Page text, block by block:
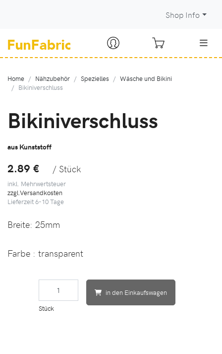
Shop Info
Home Nähzubehör Spezielles
Wäsche und Bikini
Bikiniverschluss
Bikiniverschluss
aus Kunststoff
2.89 € / Stück
inkl. Mehrwertsteuer
zzgl.Versandkosten
Lieferzeit6-10Tage
Breite: 25mm
Farbe : transparent
Stück
in den Einkaufswagen